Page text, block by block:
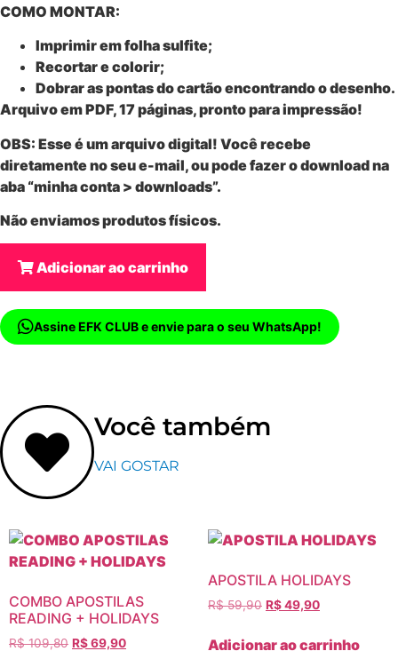
COMO MONTAR:
Imprimir em folha sulfite;
Recortare colorir;
Dobrar as pontas do cartão encontrando o desenho.
Arquivo em PDF, 17 páginas, pronto para impressão!
OBS: Esse é umarquivo digital! Você recebe
diretamente no seu e-mail, ou pode fazer o download na
aba “minha conta > downloads”.
Não enviamos produtos físicos.
Adicionar ao carrinho
Assine EFK CLUB e envie para o seu WhatsApp!
Você também
VAI GOSTAR
COMBO APOSTILAS
READING + HOLIDAYS
R$109,80 R$69,90
APOSTILA HOLIDAYS
R$59,90 R$49,90
Adicionar ao carrinho